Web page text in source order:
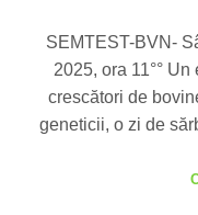
SEMTEST-BVN-
2025, ora 11°°
crescători de
geneticii, o zi de